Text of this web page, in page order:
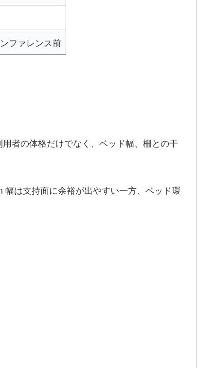
ファレンス前
者の体格だけでなく、ベッド幅、柵との干
は支持面に余裕が出やすい一方、ベッド環